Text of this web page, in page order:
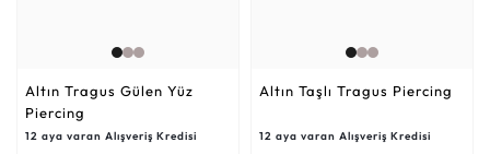
Altın Tragus Gülen Yüz
Piercing
12 aya varan Alışveriş Kredisi
Altın Taşlı Tragus Piercing
12 aya varan Alışveriş Kredisi